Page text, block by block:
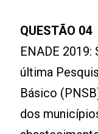
QUESTÃO 04
ENADE 2019:
última
Básico
dos